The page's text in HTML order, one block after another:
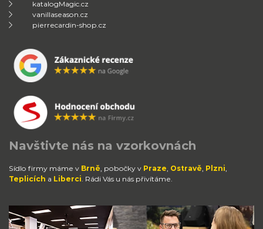
katalogMagic.cz
vanillaseason.cz
pierrecardin-shop.cz
Navštivte nás na vzorkovnách
Sídlo firmy máme v Brně, pobočky v Praze, Ostravě, Plzni,
Teplicích a Liberci. Rádi Vás u nás přivítáme.